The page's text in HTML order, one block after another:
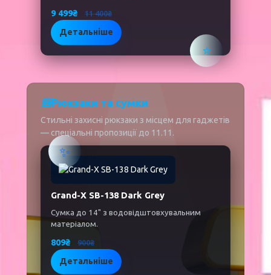
⭐
9 499₴ 11 400₴
Детальніше
🎒Рюкзаки та сумки
Стильні захисні рюкзаки з місцем для гаджетів
— спеціальні пропозиції до 11.11.
✨
Grand-X SB-138 Dark Grey
Сумка до 14" з водовідштовхувальним
матеріалом.
809₴ 900₴
Детальніше